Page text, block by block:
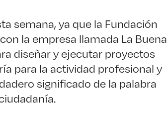
semana, ya que la Fundación
la empresa llamada La Buena
diseñar y ejecutar proyectos
para la actividad profesional y
significado de la palabra